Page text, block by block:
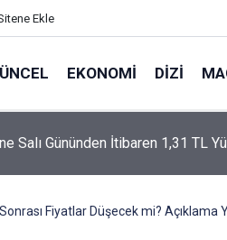
Ekle
EKONOMI DIZI
“Bozkırın Tezenesi”
Cevabı Merak Edildi
Fiyatlar Düşecek mi? Açıklama